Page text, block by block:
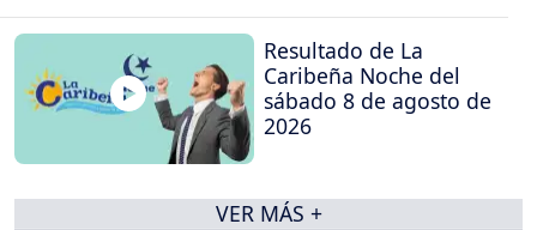
Resultado de La
Caribeña Noche del
sábado 8 de agosto de
2026
VER MÁS +